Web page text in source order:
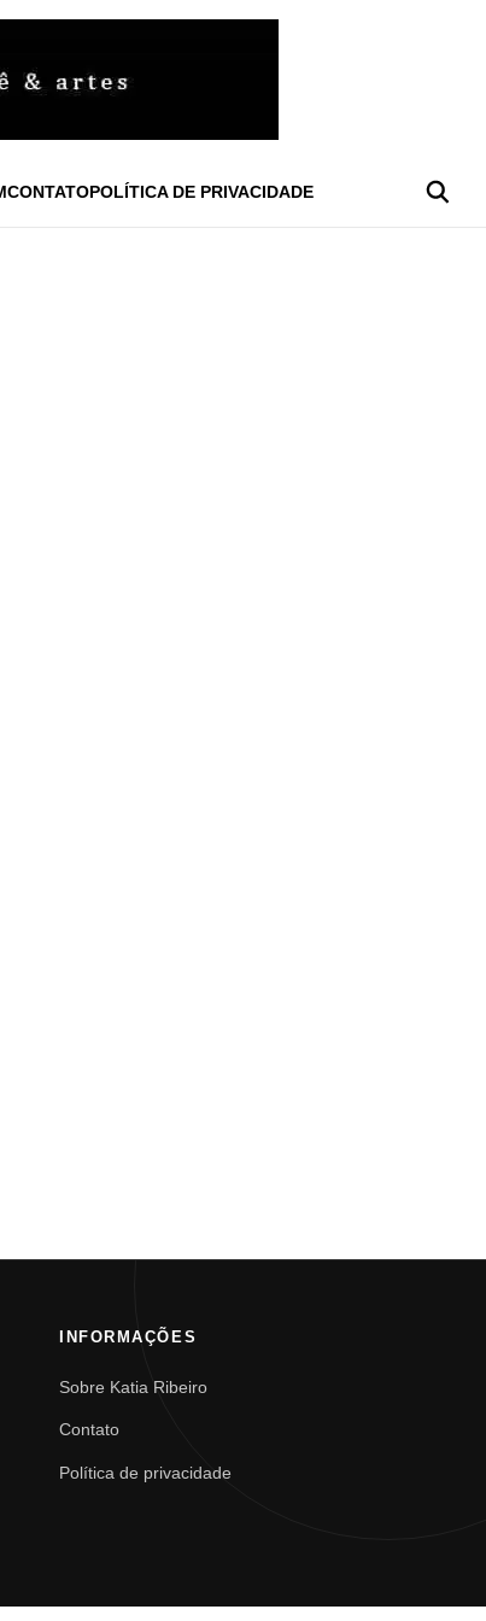
CONTATOPOLÍTICA DE PRIVACIDADE
INFORMAÇÕES
Sobre Katia Ribeiro
Contato
Política de privacidade